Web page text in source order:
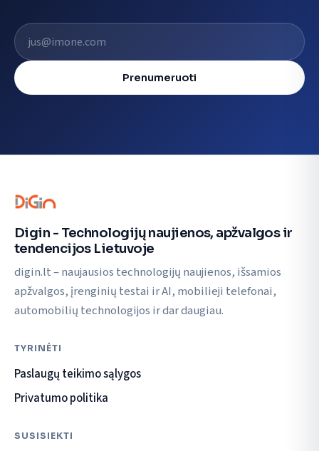
El. pašto adresas
Prenumeruoti
Digin - Technologijų naujienos, apžvalgos ir
tendencijos Lietuvoje
digin.lt – naujausios technologijų naujienos, išsamios
apžvalgos, įrenginių testai ir AI, mobilieji telefonai,
automobilių technologijos ir dar daugiau.
TYRINĖTI
Paslaugų teikimo sąlygos
Privatumo politika
SUSISIEKTI